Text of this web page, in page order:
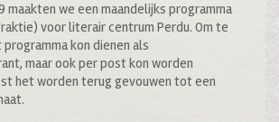
maakten we een maandelijks programma
voor literair centrum Perdu. Om te
kon dienen als
maar ook per post kon worden
het worden terug gevouwen tot een